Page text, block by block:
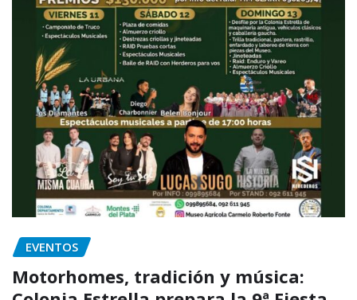
EVENTOS
Motorhomes, tradición y música: